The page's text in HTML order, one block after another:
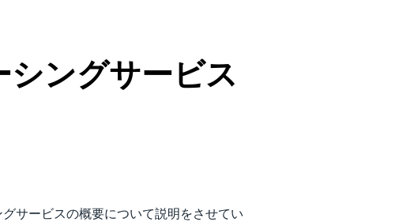
ングサービス
サービスの概要について説明をさせてい